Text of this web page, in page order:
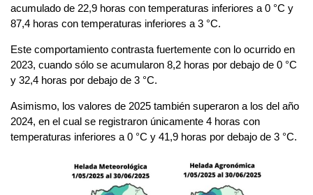
acumulado de 22,9 horas con temperaturas inferiores a 0 °C y
87,4 horas con temperaturas inferiores a 3 °C.
Este comportamiento contrasta fuertemente con lo ocurrido en
2023, cuando sólo se acumularon 8,2 horas por debajo de 0 °C
y 32,4 horas por debajo de 3 °C.
Asimismo, los valores de 2025 también superaron a los del año
2024, en el cual se registraron únicamente 4 horas con
temperaturas inferiores a 0 °C y 41,9 horas por debajo de 3 °C.